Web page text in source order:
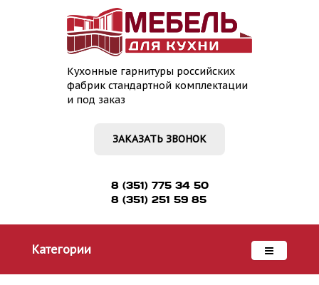
Кухонные гарнитуры российских
фабрик стандартной комплектации
и под заказ
ЗАКАЗАТЬ ЗВОНОК
8 (351) 775 34 50
8 (351) 251 59 85
Категории